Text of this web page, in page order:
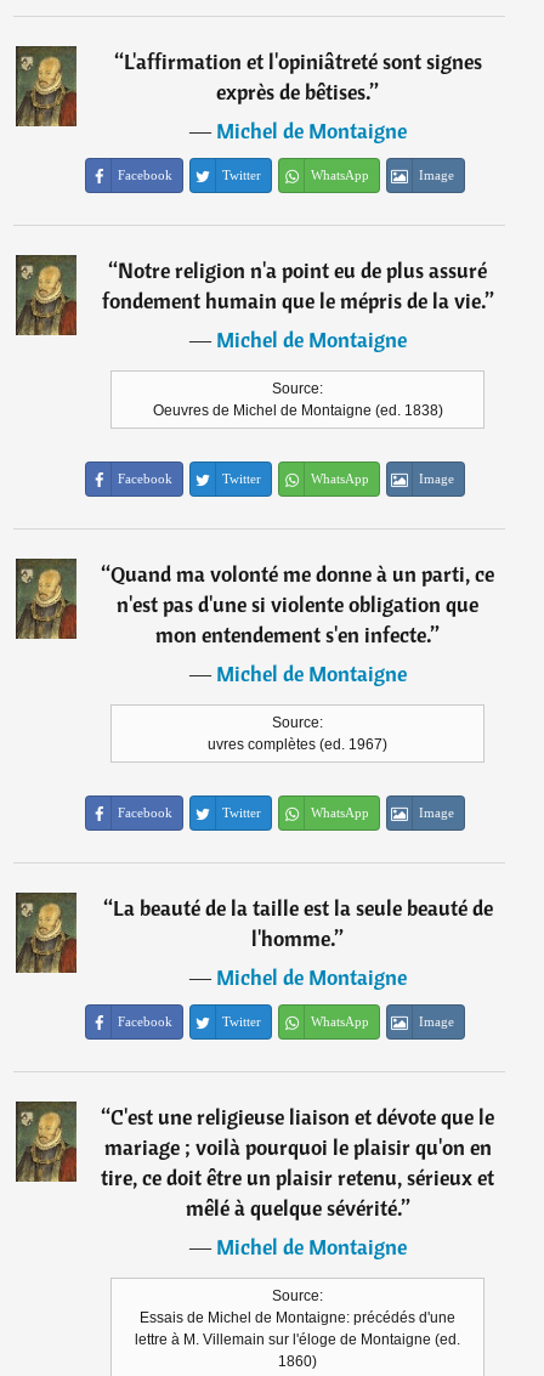
“L'affirmation et l'opiniâtreté sont signes
exprès de bêtises.”
―Michel de Montaigne
Facebook Twitter WhatsApp Image
“Notre religion n'a point eu de plus assuré
fondement humain que le mépris de la vie.”
―Michel de Montaigne
Source:
Oeuvres de Michel de Montaigne (ed. 1838)
Facebook Twitter WhatsApp Image
“Quand ma volonté me donne à un parti, ce
n'est pas d'une si violente obligation que
mon entendement s'en infecte.”
―Michel de Montaigne
Source:
uvres complètes (ed. 1967)
Facebook Twitter WhatsApp Image
“La beauté de la taille est la seule beauté de
l'homme.”
―Michel de Montaigne
Facebook Twitter WhatsApp Image
“C'est une religieuse liaison et dévote que le
mariage ; voilà pourquoi le plaisir qu'on en
tire, ce doit être un plaisir retenu, sérieux et
mêlé à quelque sévérité.”
―Michel de Montaigne
Source:
Essais de Michel de Montaigne: précédés d'une
lettre à M. Villemain sur l'éloge de Montaigne (ed.
1860)